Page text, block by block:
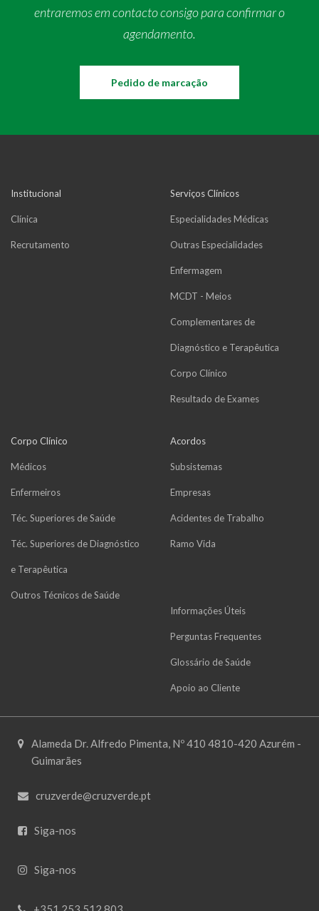
entraremos em contacto consigo para confirmar o
agendamento.
Pedido de marcação
Institucional
Clínica
Recrutamento
Serviços Clínicos
Especialidades Médicas
Outras Especialidades
Enfermagem
MCDT - Meios
Complementares de
Diagnóstico e Terapêutica
Corpo Clínico
Resultado de Exames
Corpo Clínico
Médicos
Enfermeiros
Téc. Superiores de Saúde
Téc. Superiores de Diagnóstico
e Terapêutica
Outros Técnicos de Saúde
Acordos
Subsistemas
Empresas
Acidentes de Trabalho
Ramo Vida
Informações Úteis
Perguntas Frequentes
Glossário de Saúde
Apoio ao Cliente
Alameda Dr. Alfredo Pimenta, Nº 410 4810-420 Azurém -
Guimarães
cruzverde@cruzverde.pt
Siga-nos
Siga-nos